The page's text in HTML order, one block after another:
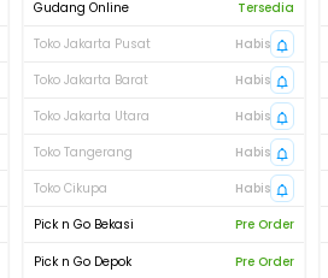
Gudang Online
Tersedia
Toko Jakarta Pusat
Habis
Toko Jakarta Barat
Habis
Toko Jakarta Utara
Habis
Toko Tangerang
Habis
Toko Cikupa
Habis
Pick n Go Bekasi
Pre Order
Pick n Go Depok
Pre Order